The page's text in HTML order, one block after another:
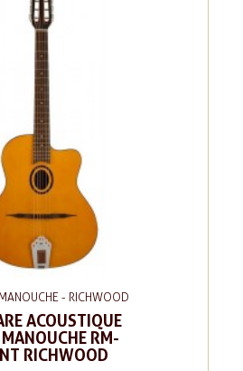
- RICHWOOD
ACOUSTIQUE
RM-
RICHWOOD